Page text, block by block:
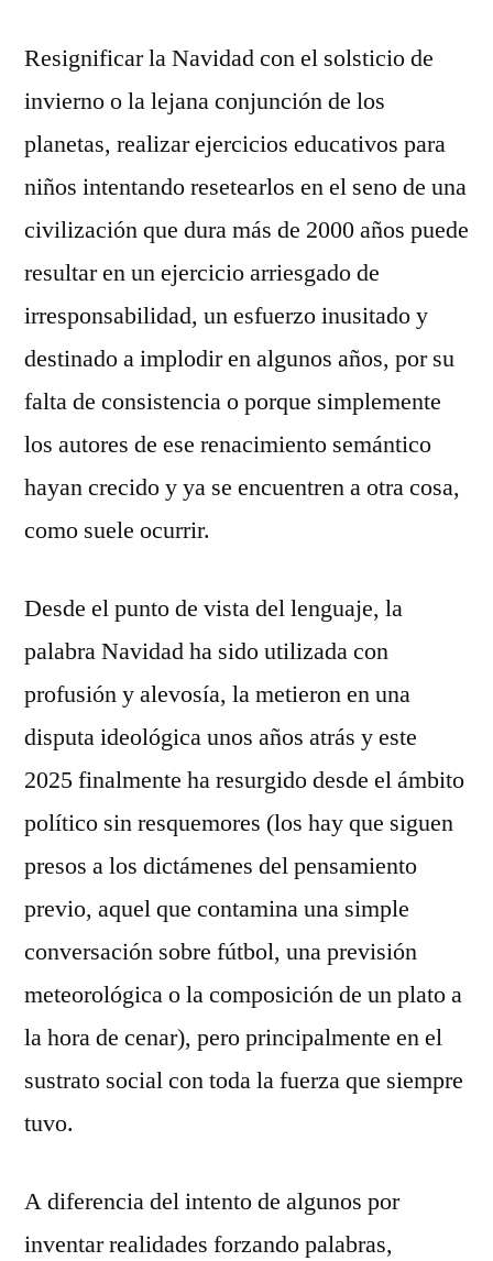
Resignificar la Navidad con el solsticio de
invierno o la lejana conjunción de los
planetas, realizar ejercicios educativos para
niños intentando resetearlos en el seno de una
civilización que dura más de 2000 años puede
resultar en un ejercicio arriesgado de
irresponsabilidad, un esfuerzo inusitado y
destinado a implodir en algunos años, por su
falta de consistencia o porque simplemente
los autores de ese renacimiento semántico
hayan crecido y ya se encuentren a otra cosa,
como suele ocurrir.
Desde el punto de vista del lenguaje, la
palabra Navidad ha sido utilizada con
profusión y alevosía, la metieron en una
disputa ideológica unos años atrás y este
2025 finalmente ha resurgido desde el ámbito
político sin resquemores (los hay que siguen
presos a los dictámenes del pensamiento
previo, aquel que contamina una simple
conversación sobre fútbol, una previsión
meteorológica o la composición de un plato a
la hora de cenar), pero principalmente en el
sustrato social con toda la fuerza que siempre
tuvo.
A diferencia del intento de algunos por
inventar realidades forzando palabras,